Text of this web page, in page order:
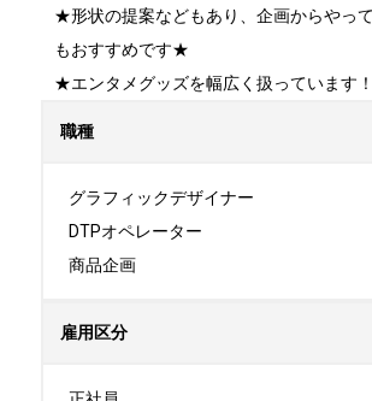
★形状の提案などもあり、企画からやっ
もおすすめです★
★エンタメグッズを幅広く扱っています！
職種
グラフィックデザイナー
DTPオペレーター
商品企画
雇用区分